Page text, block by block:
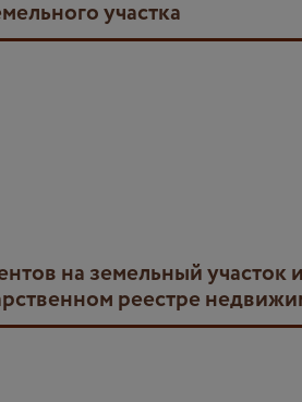
участка
реестре